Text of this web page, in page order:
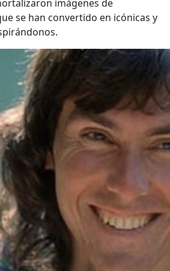
imágenes de
se han convertido en icónicas y